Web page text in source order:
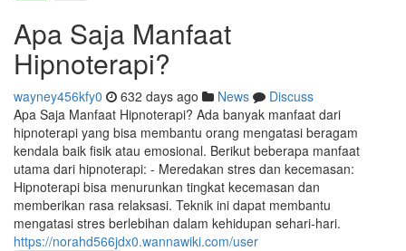
Apa Saja Manfaat
Hipnoterapi?
wayney456kfy0 632 days ago News
Discuss
Apa Saja Manfaat Hipnoterapi? Ada banyak manfaat dari
hipnoterapi yang bisa membantu orang mengatasi beragam
kendala baik fisik atau emosional. Berikut beberapa manfaat
utama dari hipnoterapi: - Meredakan stres dan kecemasan:
Hipnoterapi bisa menurunkan tingkat kecemasan dan
memberikan rasa relaksasi. Teknik ini dapat membantu
mengatasi stres berlebihan dalam kehidupan sehari-hari.
https://norahd566jdx0.wannawiki.com/user